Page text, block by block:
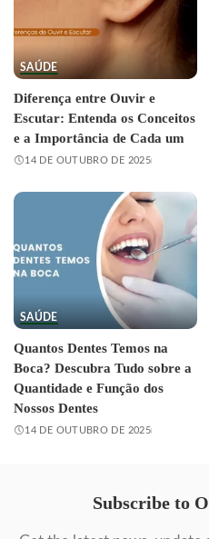
SAÚDE
Diferença entre Ouvir e
Escutar: Entenda os Conceitos
e a Importância de Cada um
14 DE OUTUBRO DE 2025
SAÚDE
Quantos Dentes Temos na
Boca? Descubra Tudo sobre a
Quantidade e Função dos
Nossos Dentes
14 DE OUTUBRO DE 2025
Subscribe to